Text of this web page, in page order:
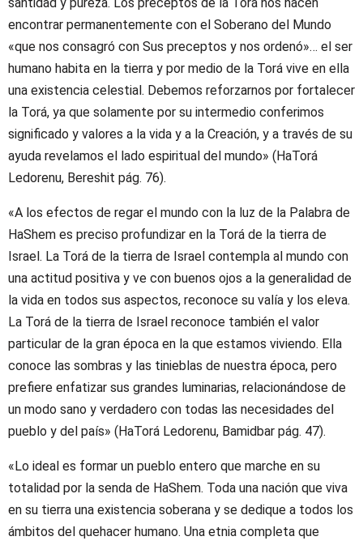
santidad y pureza. Los preceptos de la Torá nos hacen
encontrar permanentemente con el Soberano del Mundo
«que nos consagró con Sus preceptos y nos ordenó»… el ser
humano habita en la tierra y por medio de la Torá vive en ella
una existencia celestial. Debemos reforzarnos por fortalecer
la Torá, ya que solamente por su intermedio conferimos
significado y valores a la vida y a la Creación, y a través de su
ayuda revelamos el lado espiritual del mundo» (HaTorá
Ledorenu, Bereshit pág. 76).
«A los efectos de regar el mundo con la luz de la Palabra de
HaShem es preciso profundizar en la Torá de la tierra de
Israel. La Torá de la tierra de Israel contempla al mundo con
una actitud positiva y ve con buenos ojos a la generalidad de
la vida en todos sus aspectos, reconoce su valía y los eleva.
La Torá de la tierra de Israel reconoce también el valor
particular de la gran época en la que estamos viviendo. Ella
conoce las sombras y las tinieblas de nuestra época, pero
prefiere enfatizar sus grandes luminarias, relacionándose de
un modo sano y verdadero con todas las necesidades del
pueblo y del país» (HaTorá Ledorenu, Bamidbar pág. 47).
«Lo ideal es formar un pueblo entero que marche en su
totalidad por la senda de HaShem. Toda una nación que viva
en su tierra una existencia soberana y se dedique a todos los
ámbitos del quehacer humano. Una etnia completa que